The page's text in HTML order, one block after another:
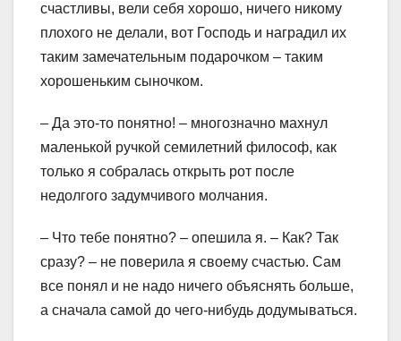
счастливы, вели себя хорошо, ничего никому
плохого не делали, вот Господь и наградил их
таким замечательным подарочком – таким
хорошеньким сыночком.
– Да это-то понятно! – многозначно махнул
маленькой ручкой семилетний философ, как
только я собралась открыть рот после
недолгого задумчивого молчания.
– Что тебе понятно? – опешила я. – Как? Так
сразу? – не поверила я своему счастью. Сам
все понял и не надо ничего объяснять больше,
а сначала самой до чего-нибудь додумываться.